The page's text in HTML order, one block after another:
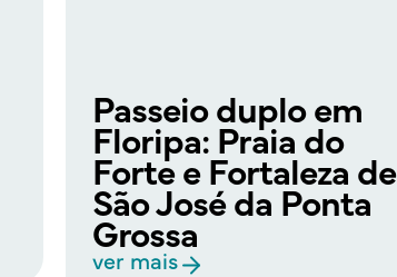
Passeio duplo em
Floripa: Praia do
Forte e Fortaleza de
São José da Ponta
Grossa
ver mais